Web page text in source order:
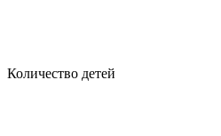
Количество детей